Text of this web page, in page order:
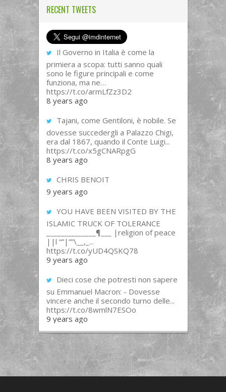
RECENT TWEETS
Il Governo in Italia è come la
primiera a scopa: tutti sanno quali
sono le figure principali e come
funziona, ma ne…
https://t.co/armLfZz3D2
8 years ago
Tajani, come Gentiloni, è nobile. Se
dovesse succedergli a Palazzo Chigi,
era dal 1867, quando il Conte Luigi...
https://t.co/x5gCNARpgG
8 years ago
CHRIS BENOIT
9 years ago
YOU HAVE BEEN VISITED BY THE
ISLAMIC TRUCK OF TOLERANCE
______________¶___ |religion of peace
||l “”|””\__,_...
https://t.co/yUD4QSKQ78
9 years ago
Dieci cose che potresti non sapere
su Emmanuel Macron: - Dovesse
vincere anche il secondo turno delle...
https://t.co/8wmlN7ESOo
9 years ago